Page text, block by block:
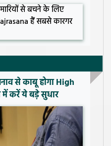
से काबू होगा High
करें ये बड़े सुधार